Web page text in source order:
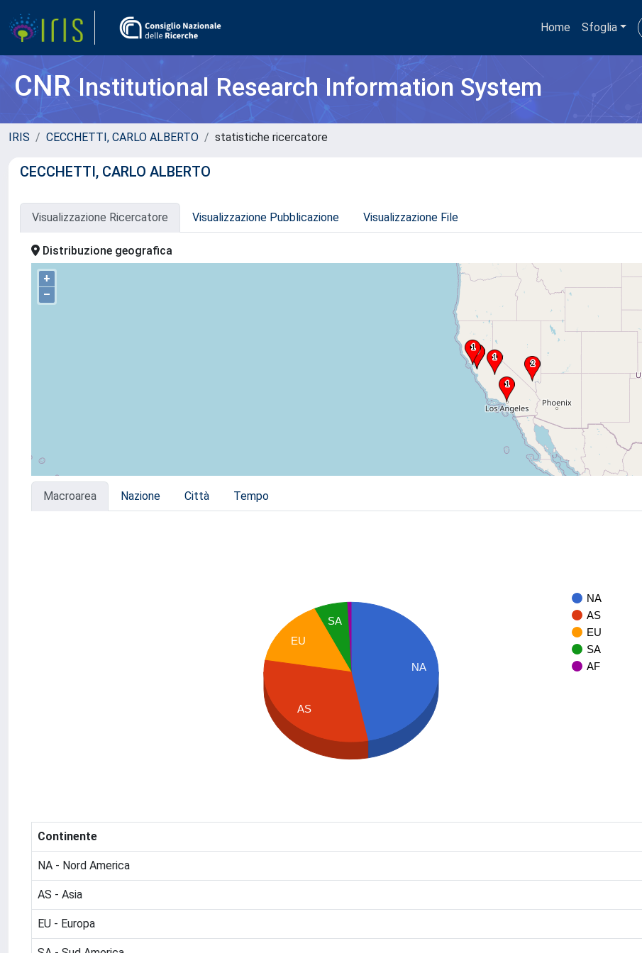
Home Sfoglia
CNRInstitutional Research Information System
IRIS CECCHETTI, CARLO ALBERTO statistiche ricercatore
CECCHETTI, CARLO ALBERTO
Visualizzazione Ricercatore Visualizzazione Pubblicazione Visualizzazione File
Distribuzione geografica
+
–
Macroarea Nazione Città Tempo
NA
AS
EU
SA
AF
NA
SA
EU
AS
Continente
NA - Nord America
AS - Asia
EU - Europa